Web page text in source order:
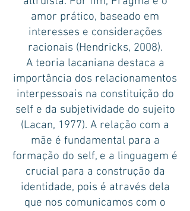
amor prático, baseado em
interesses e considerações
racionais (Hendricks, 2008).
A teoria lacaniana destaca a
importância dos relacionamentos
interpessoais na constituição do
self e da subjetividade do sujeito
(Lacan, 1977). A relação com a
mãe é fundamental para a
formação do self, e a linguagem é
crucial para a construção da
identidade, pois é através dela
que nos comunicamos com o